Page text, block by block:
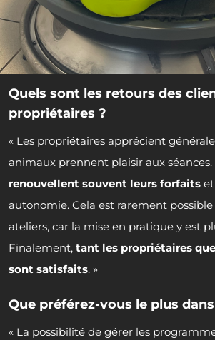
Quels sont les retours des
propriétaires ?
« Les propriétaires apprécient
animaux prennent plaisir aux séances.
renouvellent souvent leurs forfaits
autonomie. Cela est rarement possible
ateliers, car la mise en pratique y est
Finalement,tant les propriétaires
sont satisfaits. »
Que préférez-vous le plus
« La possibilité de gérer les